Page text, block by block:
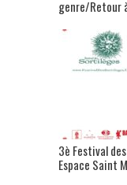
genre/Retour
3è Festival
Espace Saint